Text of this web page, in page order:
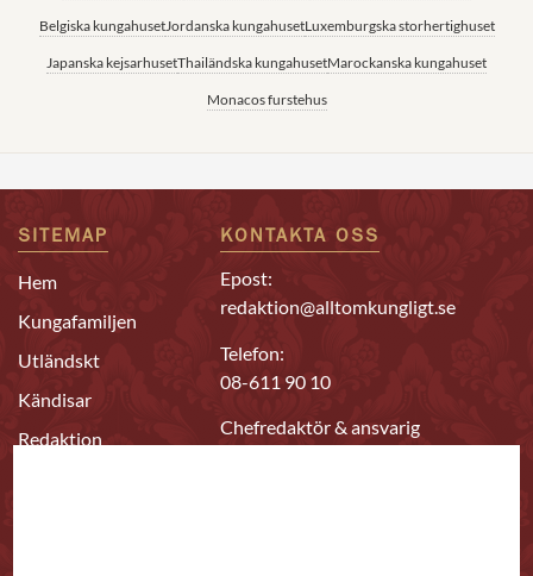
Belgiska kungahusetJordanska kungahusetLuxemburgska storhertighuset
Japanska kejsarhusetThailändska kungahusetMarockanska kungahuset
Monacos furstehus
SITEMAP
Hem
Kungafamiljen
Utländskt
Kändisar
Redaktion
KONTAKTA OSS
Epost:
redaktion@alltomkungligt.se
Telefon:
08-611 90 10
Chefredaktör & ansvarig
utgivare